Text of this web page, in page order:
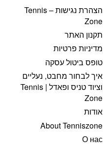
הצהרת נגישות – Tennis
Zone
תקנון האתר
מדיניות פרטיות
טופס ביטול עסקה
איך לבחור מחבט, נעליים
וציוד טניס ופאדל | Tennis
Zone
אודות
About Tenniszone
О нас